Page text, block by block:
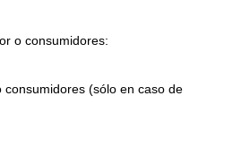
o consumidores:
consumidores (sólo en caso de